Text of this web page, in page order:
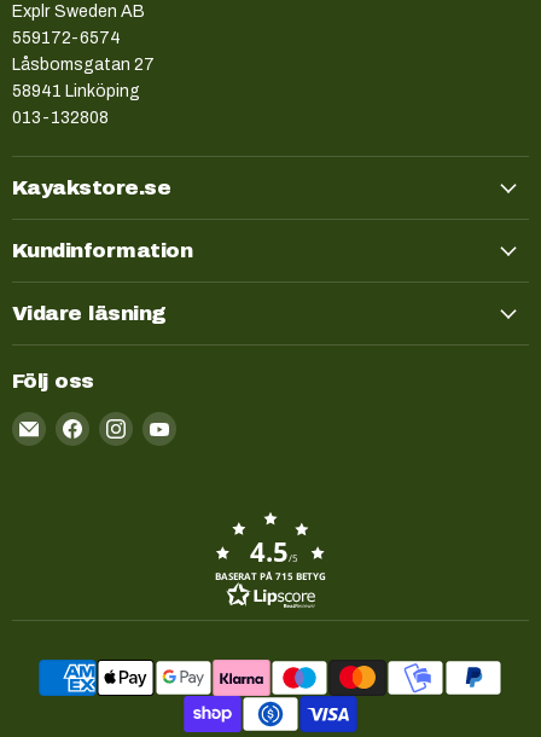
Explr Sweden AB
559172-6574
Låsbomsgatan 27
58941 Linköping
013-132808
Kayakstore.se
Kundinformation
Vidare läsning
Följ oss
Email
Kayakstore.se
4.5/5
BASERAT PÅ 715 BETYG